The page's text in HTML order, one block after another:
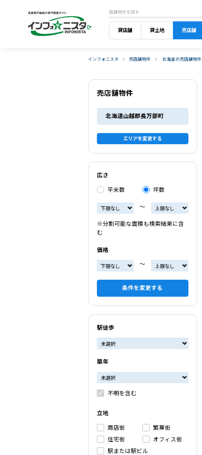
店舗物件を探す
貸店舗 貸土地 売店舗
インフォニスタ 売店舗物件 北海道の売店舗物件
売店舗物件
北海道山越郡長万部町
エリアを変更する
広さ
平米数 坪数
〜
※分割可能な面積も検索結果に含
む
価格
〜
条件を変更する
駅徒歩
築年
不明を含む
立地
商店街
繁華街
住宅街
オフィス街
駅または駅ビル